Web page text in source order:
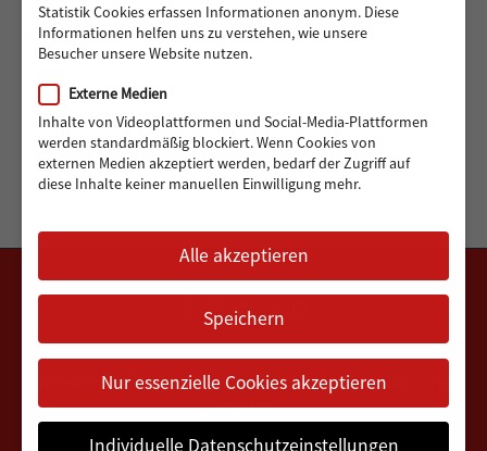
ARCHIV
Archiv
Monat auswählen
DATENSCHUTZERKLÄRUNG IMPRESSUM VEREINSSATZUNG
KONTAKT
Statistik Cookies erfassen Informationen anonym. Diese
Informationen helfen uns zu verstehen, wie unsere
Besucher unsere Website nutzen.
Externe Medien
Inhalte von Videoplattformen und Social-Media-Plattformen
werden standardmäßig blockiert. Wenn Cookies von
externen Medien akzeptiert werden, bedarf der Zugriff auf
diese Inhalte keiner manuellen Einwilligung mehr.
Alle akzeptieren
Speichern
Nur essenzielle Cookies akzeptieren
Individuelle Datenschutzeinstellungen